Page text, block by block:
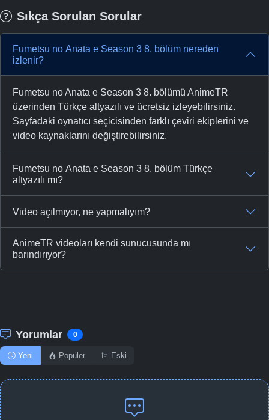
Sıkça Sorulan Sorular
Fumetsu no Anata e Season 3 8. bölüm nereden
izlenir?
Fumetsu no Anata e Season 3 8. bölümü AnimeTR
üzerinden Türkçe altyazılı ve ücretsiz izleyebilirsiniz.
Sayfadaki oynatıcı seçicisinden farklı çeviri ekiplerini ve
video kaynaklarını değiştirebilirsiniz.
Fumetsu no Anata e Season 3 8. bölüm Türkçe
altyazılı mı?
Video açılmıyor, ne yapmalıyım?
AnimeTR videoları kendi sunucusunda mı
barındırıyor?
Yorumlar 0
Yeni Popüler Eski